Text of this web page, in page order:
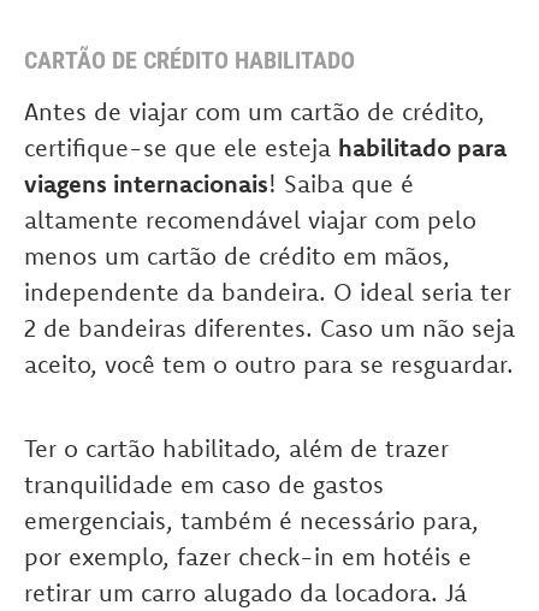
CARTÃO DE CRÉDITO HABILITADO
Antes de viajar com um cartão de crédito,
certifique-se que ele esteja habilitado para
viagens internacionais! Saiba que é
altamente recomendável viajar com pelo
menos um cartão de crédito em mãos,
independente da bandeira. O ideal seria ter
2 de bandeiras diferentes. Caso um não seja
aceito, você tem o outro para se resguardar.
Ter o cartão habilitado, além de trazer
tranquilidade em caso de gastos
emergenciais, também é necessário para,
por exemplo, fazer check-in em hotéis e
retirar um carro alugado da locadora. Já